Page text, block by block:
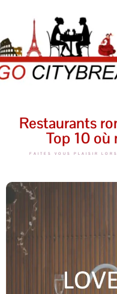
Restaurants
Top 10 où
FAITES VOUS PLAISIR